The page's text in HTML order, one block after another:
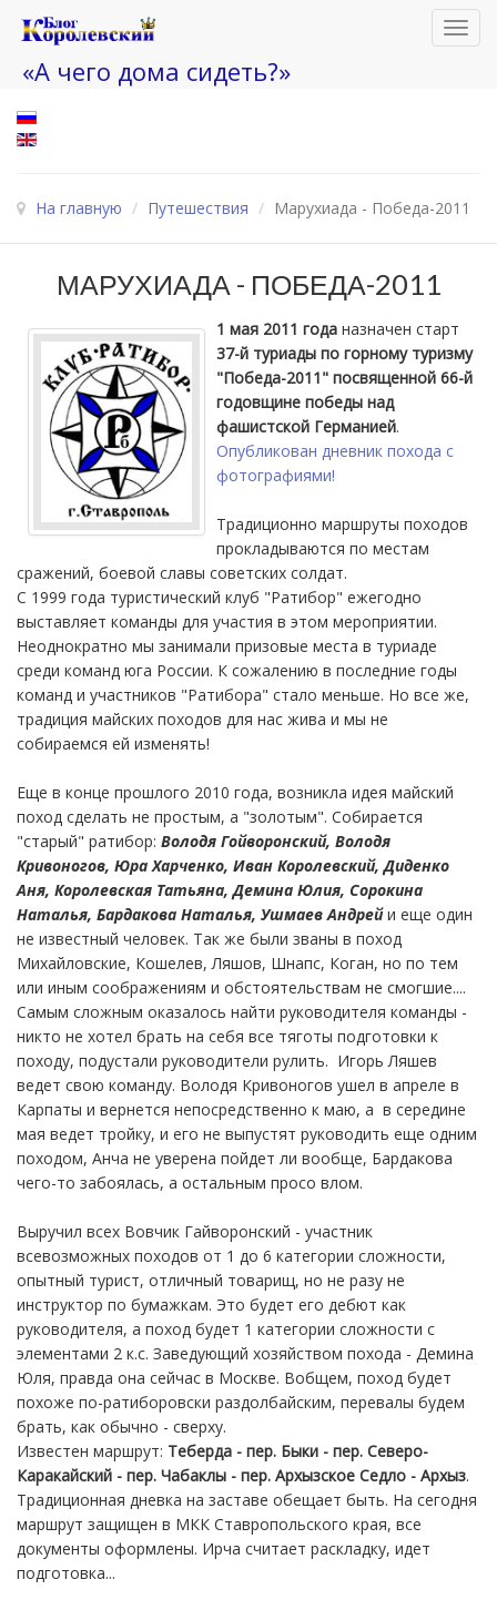
«А чего дома сидеть?»
На главную / Путешествия / Марухиада - Победа-2011
МАРУХИАДА - ПОБЕДА-2011
1 мая 2011 года назначен старт
37-й туриады по горному туризму
"Победа-2011" посвященной 66-й
годовщине победы над
фашистской Германией.
Опубликован дневник похода с
фотографиями!
Традиционно маршруты походов
прокладываются по местам
сражений, боевой славы советских солдат.
С 1999 года туристический клуб "Ратибор" ежегодно
выставляет команды для участия в этом мероприятии.
Неоднократно мы занимали призовые места в туриаде
среди команд юга России. К сожалению в последние годы
команд и участников "Ратибора" стало меньше. Но все же,
традиция майских походов для нас жива и мы не
собираемся ей изменять!
Еще в конце прошлого 2010 года, возникла идея майский
поход сделать не простым, а "золотым". Собирается
"старый" ратибор: Володя Гойворонский, Володя
Кривоногов, Юра Харченко, Иван Королевский, Диденко
Аня, Королевская Татьяна, Демина Юлия, Сорокина
Наталья, Бардакова Наталья, Ушмаев Андрейи еще один
не известный человек. Так же были званы в поход
Михайловские, Кошелев, Ляшов, Шнапс, Коган, но по тем
или иным соображениям и обстоятельствам не смогшие....
Самым сложным оказалось найти руководителя команды -
никто не хотел брать на себя все тяготы подготовки к
походу, подустали руководители рулить. Игорь Ляшев
ведет свою команду. Володя Кривоногов ушел в апреле в
Карпаты и вернется непосредственно к маю, а в середине
мая ведет тройку, и его не выпустят руководить еще одним
походом, Анча не уверена пойдет ли вообще, Бардакова
чего-то забоялась, а остальным просо влом.
Выручил всех Вовчик Гайворонский - участник
всевозможных походов от 1 до 6 категории сложности,
опытный турист, отличный товарищ, но не разу не
инструктор по бумажкам. Это будет его дебют как
руководителя, а поход будет 1 категории сложности с
элементами 2 к.с. Заведующий хозяйством похода - Демина
Юля, правда она сейчас в Москве. Вобщем, поход будет
похоже по-ратиборовски раздолбайским, перевалы будем
брать, как обычно - сверху.
Известен маршрут: Теберда - пер. Быки - пер. Северо-
Каракайский - пер. Чабаклы - пер. Архызское Седло - Архыз.
Традиционная дневка на заставе обещает быть. На сегодня
маршрут защищен в МКК Ставропольского края, все
документы оформлены. Ирча считает раскладку, идет
подготовка...